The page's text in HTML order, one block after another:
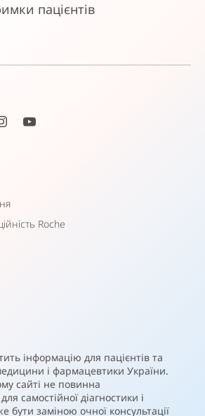
пацієнтів
Roche
інформацію для пацієнтів та
і фармацевтики України.
сайті не повинна
самостійної діагностики і
бути заміною очної консультації